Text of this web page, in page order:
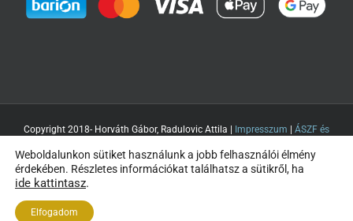
Copyright 2018- Horváth Gábor, Radulovic Attila | Impresszum | ÁSZF és
Adatvédelem| Minden jog fenntartva
Weboldalunkon sütiket használunk a jobb felhasználói élmény
érdekében. Részletes információkat találhatsz a sütikről, ha
ide kattintasz.
Elfogadom